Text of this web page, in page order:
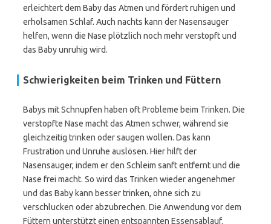
erleichtert dem Baby das Atmen und fördert ruhigen und
erholsamen Schlaf. Auch nachts kann der Nasensauger
helfen, wenn die Nase plötzlich noch mehr verstopft und
das Baby unruhig wird.
Schwierigkeiten beim Trinken und Füttern
Babys mit Schnupfen haben oft Probleme beim Trinken. Die
verstopfte Nase macht das Atmen schwer, während sie
gleichzeitig trinken oder saugen wollen. Das kann
Frustration und Unruhe auslösen. Hier hilft der
Nasensauger, indem er den Schleim sanft entfernt und die
Nase frei macht. So wird das Trinken wieder angenehmer
und das Baby kann besser trinken, ohne sich zu
verschlucken oder abzubrechen. Die Anwendung vor dem
Füttern unterstützt einen entspannten Essensablauf.